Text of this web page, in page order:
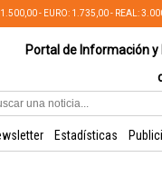
1.500,00 - EURO: 1.735,00 - REAL:
Portal de Información
Estadísticas